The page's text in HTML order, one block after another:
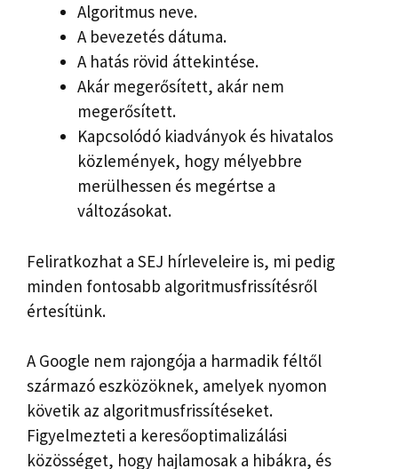
Algoritmus neve.
A bevezetés dátuma.
A hatás rövid áttekintése.
Akár megerősített, akár nem
megerősített.
Kapcsolódó kiadványok és hivatalos
közlemények, hogy mélyebbre
merülhessen és megértse a
változásokat.
Feliratkozhat a SEJ hírleveleire is, mi pedig
minden fontosabb algoritmusfrissítésről
értesítünk.
A Google nem rajongója a harmadik féltől
származó eszközöknek, amelyek nyomon
követik az algoritmusfrissítéseket.
Figyelmezteti a keresőoptimalizálási
közösséget, hogy hajlamosak a hibákra, és